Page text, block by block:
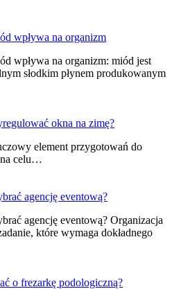
wpływa na organizm
wpływa na organizm: miód jest
słodkim płynem produkowanym
okna na zimę?
element przygotowań do
na celu…
agencję eventową?
agencję eventową? Organizacja
które wymaga dokładnego
o frezarkę podologiczną?